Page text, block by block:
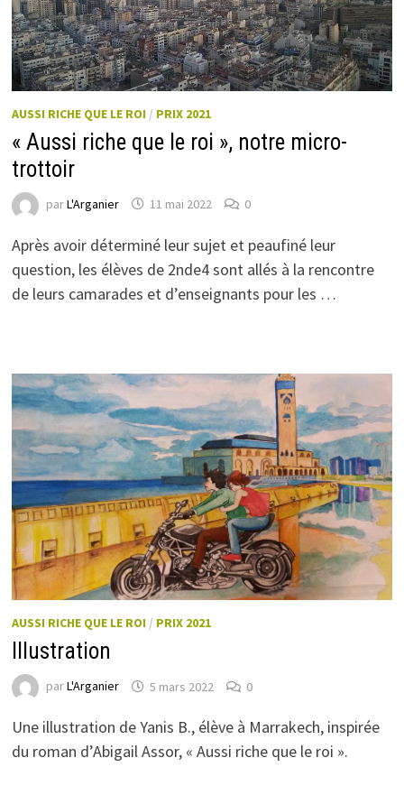
AUSSI RICHE QUE LE ROI / PRIX 2021
« Aussi riche que le roi », notre micro-
trottoir
parL'Arganier 11 mai 2022 0
Après avoir déterminé leur sujet et peaufiné leur
question, les élèves de 2nde4 sont allés à la rencontre
de leurs camarades et d’enseignants pour les …
AUSSI RICHE QUE LE ROI / PRIX 2021
Illustration
parL'Arganier 5 mars 2022 0
Une illustration de Yanis B., élève à Marrakech, inspirée
du roman d’Abigail Assor, « Aussi riche que le roi ».